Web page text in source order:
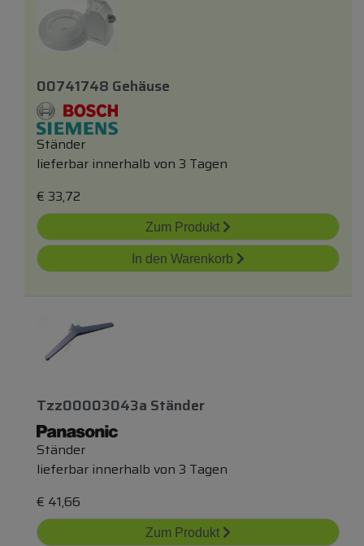
00741748 Gehäuse
Ständer
lieferbar innerhalb von 3 Tagen
€ 33,72
Zum Produkt
In den Warenkorb
Tzz00003043a Ständer
Ständer
lieferbar innerhalb von 3 Tagen
€ 41,66
Zum Produkt